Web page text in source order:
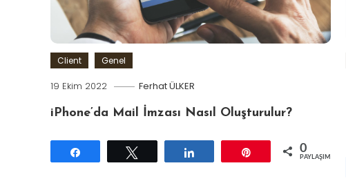
Client Genel
19 Ekim 2022 Ferhat ÜLKER
iPhone’da Mail İmzası Nasıl Oluşturulur?
0
PAYLAŞIMLAR